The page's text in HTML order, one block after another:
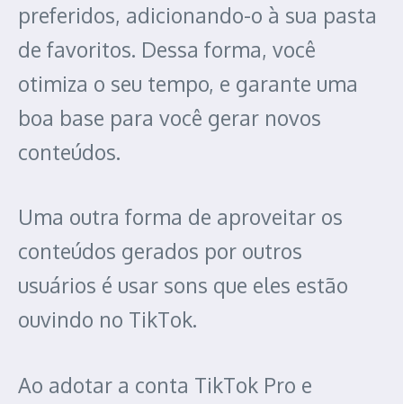
preferidos, adicionando-o à sua pasta
de favoritos. Dessa forma, você
otimiza o seu tempo, e garante uma
boa base para você gerar novos
conteúdos.
Uma outra forma de aproveitar os
conteúdos gerados por outros
usuários é usar sons que eles estão
ouvindo no TikTok.
Ao adotar a conta TikTok Pro e